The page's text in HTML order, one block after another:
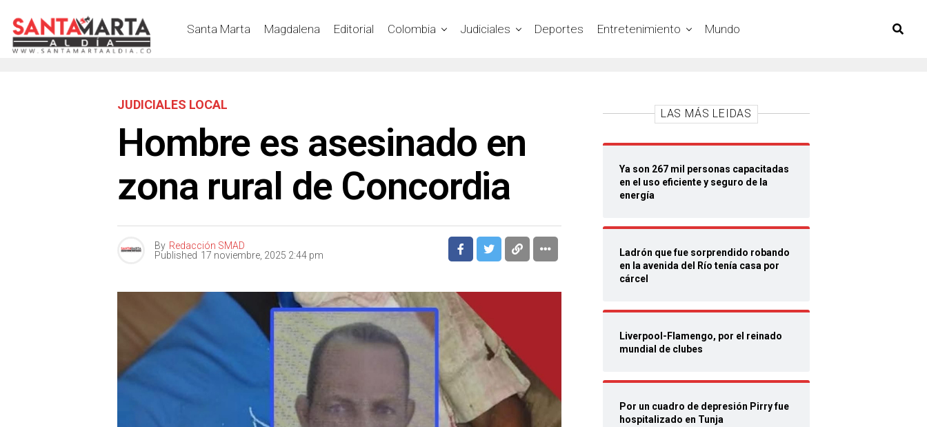
Santa Marta Magdalena Editorial Colombia Judiciales Deportes Entretenimiento Mundo
JUDICIALES LOCAL
Hombre es asesinado en
zona rural de Concordia
By Redacción SMAD
Published 17 noviembre, 2025 2:44 pm
LAS MÁS LEIDAS
Ya son 267 mil personas capacitadas
en el uso eficiente y seguro de la
energía
Ladrón que fue sorprendido robando
en la avenida del Río tenía casa por
cárcel
Liverpool-Flamengo, por el reinado
mundial de clubes
Por un cuadro de depresión Pirry fue
hospitalizado en Tunja